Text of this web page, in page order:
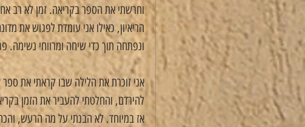
וחרשתי את הספר בקריאה. זמן לא רב
הריאיון, כאילו אני עומדת לפגוש את
ונפתחה תוך כדי שיחה ומרווחי נשימה.
אני זוכרת את הלילה שבו קראתי את
להירדם, והחלטתי להעביר את הזמן
אז במיוחד. לא הבנתי על מה הרעש,